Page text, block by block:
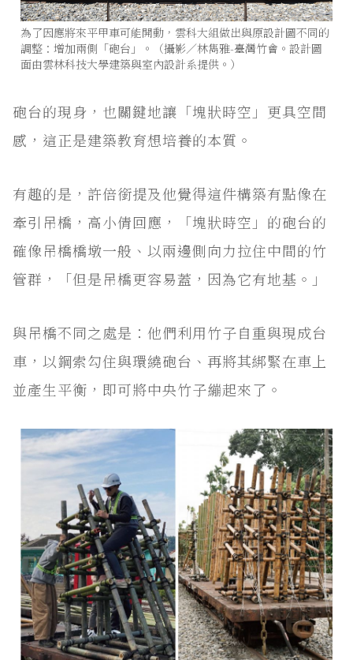
為了因應將來平甲車可能開動，雲科大組做出與原設計圖不同的
調整：增加兩側「砲台」。（攝影／林雋雅-臺灣竹會。設計圖
面由雲林科技大學建築與室內設計系提供。）
砲台的現身，也關鍵地讓「塊狀時空」更具空間
感，這正是建築教育想培養的本質。
有趣的是，許倍銜提及他覺得這件構築有點像在
牽引吊橋，高小倩回應，「塊狀時空」的砲台的
確像吊橋橋墩一般、以兩邊側向力拉住中間的竹
管群，「但是吊橋更容易蓋，因為它有地基。」
與吊橋不同之處是：他們利用竹子自重與現成台
車，以鋼索勾住與環繞砲台、再將其綁緊在車上
並產生平衡，即可將中央竹子繃起來了。